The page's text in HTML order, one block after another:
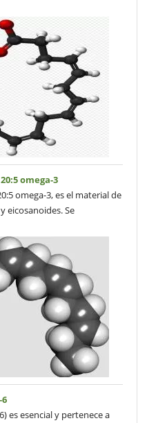
omega-3
omega-3, es el material de
eicosanoides. Se
es esencial y pertenece a